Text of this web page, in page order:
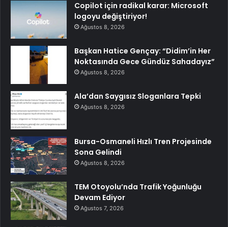
Copilot için radikal karar: Microsoft
logoyu değiştiriyor!
Ağustos 8, 2026
Başkan Hatice Gençay: “Didim’in Her
Noktasında Gece Gündüz Sahadayız”
Ağustos 8, 2026
Ala’dan Saygısız Sloganlara Tepki
Ağustos 8, 2026
Bursa-Osmaneli Hızlı Tren Projesinde
Sona Gelindi
Ağustos 8, 2026
TEM Otoyolu’nda Trafik Yoğunluğu
Devam Ediyor
Ağustos 7, 2026